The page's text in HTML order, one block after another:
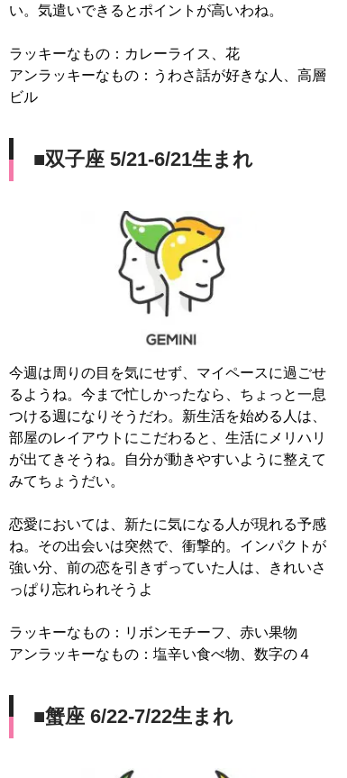
い。気遣いできるとポイントが高いわね。
ラッキーなもの：カレーライス、花
アンラッキーなもの：うわさ話が好きな人、高層
ビル
■双子座 5/21-6/21生まれ
今週は周りの目を気にせず、マイペースに過ごせ
るようね。今まで忙しかったなら、ちょっと一息
つける週になりそうだわ。新生活を始める人は、
部屋のレイアウトにこだわると、生活にメリハリ
が出てきそうね。自分が動きやすいように整えて
みてちょうだい。
恋愛においては、新たに気になる人が現れる予感
ね。その出会いは突然で、衝撃的。インパクトが
強い分、前の恋を引きずっていた人は、きれいさ
っぱり忘れられそうよ
ラッキーなもの：リボンモチーフ、赤い果物
アンラッキーなもの：塩辛い食べ物、数字の４
■蟹座 6/22-7/22生まれ